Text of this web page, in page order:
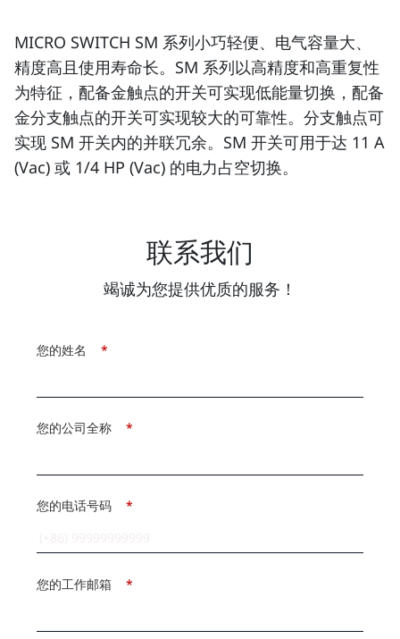
MICRO SWITCH SM 系列小巧轻便、电气容量大、
精度高且使用寿命长。SM 系列以高精度和高重复性
为特征，配备金触点的开关可实现低能量切换，配备
金分支触点的开关可实现较大的可靠性。分支触点可
实现 SM 开关内的并联冗余。SM 开关可用于达 11 A
(Vac) 或 1/4 HP (Vac) 的电力占空切换。
联系我们
竭诚为您提供优质的服务！
*
您的姓名
*
您的公司全称
*
您的电话号码
*
您的工作邮箱